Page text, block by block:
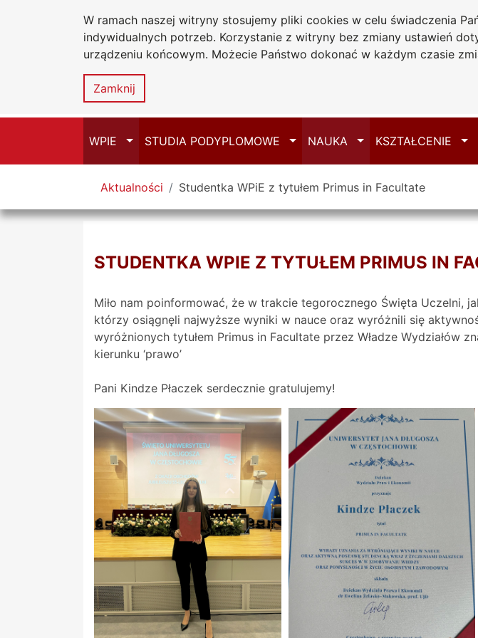
W ramach naszej witryny stosujemy pliki cookies w celu świadczenia
indywidualnych potrzeb. Korzystanie z witryny bez zmiany ustawień
urządzeniu końcowym. Możecie Państwo dokonać w każdym czasie
Zamknij
Przejdź do głównego menu
Przejdź do treści
Przejdź do wyszukiwarki
Przejdź do mapy serwisuUniwersytet
Jana
Długosza
Wydział Prawa i
Ekonomii
WPIE Przełącz
STUDIA PODYPLOMOWE Przełącz
NAUKA Przełącz
KSZTAŁCENIE
Tutaj jesteś
Aktualności Studentka WPiE z tytułem Primus in Facultate
STUDENTKA WPIE Z TYTUŁEM PRIMUS IN
Miło nam poinformować, że w trakcie tegorocznego Święta Uczelni,
którzy osiągnęli najwyższe wyniki w nauce oraz wyróżnili się
wyróżnionych tytułem Primus in Facultate przez Władze Wydziałów
kierunku ‘prawo’
Pani Kindze Płaczek serdecznie gratulujemy!